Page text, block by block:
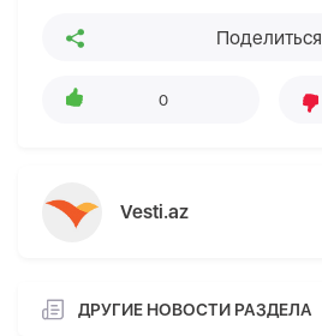
Поделиться
0
Vesti.az
ДРУГИЕ НОВОСТИ РАЗДЕЛА